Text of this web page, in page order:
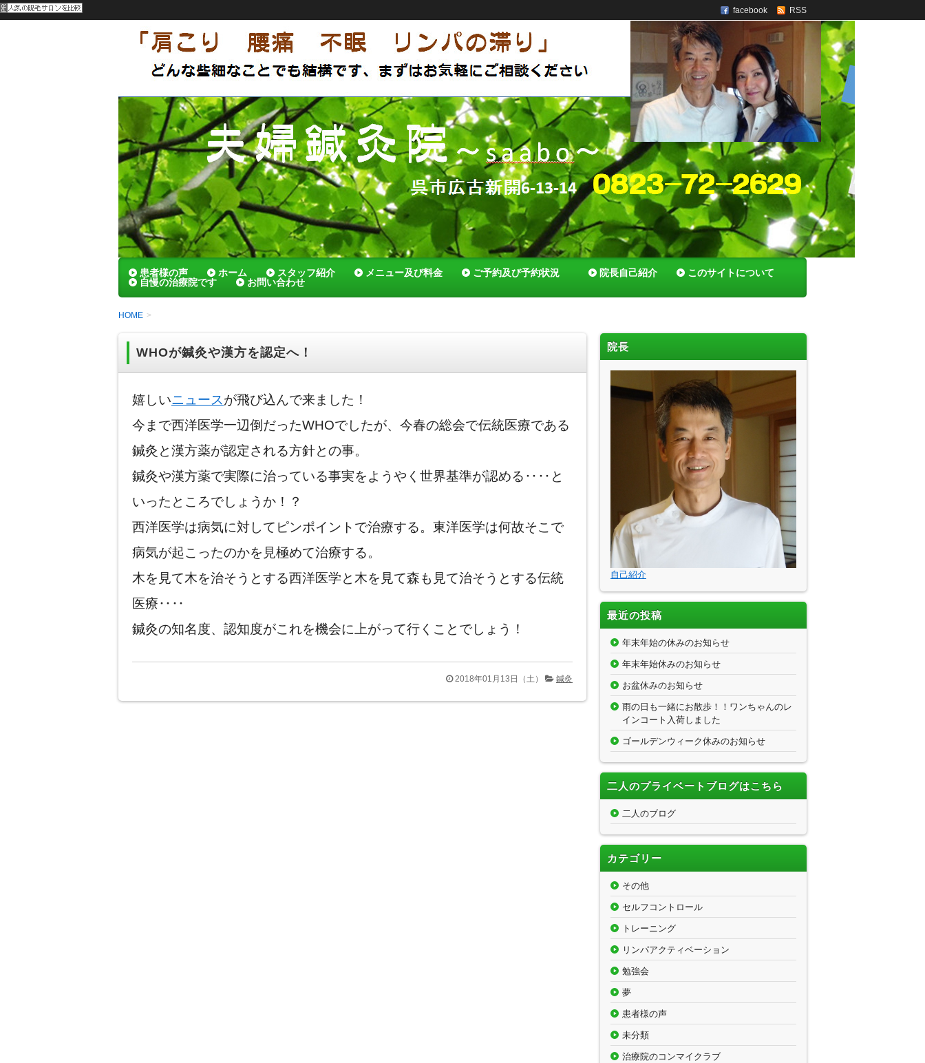
facebook RSS
夫婦鍼灸院
メンテナンスによっていつまでも健康でいれる様全力でサポートします！
患者様の声 ホーム スタッフ紹介 メニュー及び料金 ご予約及び予約状況 院長自己紹介
このサイトについて
自慢の治療院です
お問い合わせ
HOME
WHOが鍼灸や漢方を認定へ！
嬉しいニュースが飛び込んで来ました！
今まで西洋医学一辺倒だったWHOでしたが、今春の総会で伝統医療である
鍼灸と漢方薬が認定される方針との事。
鍼灸や漢方薬で実際に治っている事実をようやく世界基準が認める‥‥と
いったところでしょうか！？
西洋医学は病気に対してピンポイントで治療する。東洋医学は何故そこで
病気が起こったのかを見極めて治療する。
木を見て木を治そうとする西洋医学と木を見て森も見て治そうとする伝統
医療‥‥
鍼灸の知名度、認知度がこれを機会に上がって行くことでしょう！
2018年01月13日（土） 鍼灸
院長
自己紹介
最近の投稿
年末年始の休みのお知らせ
年末年始休みのお知らせ
お盆休みのお知らせ
雨の日も一緒にお散歩！！ワンちゃんのレ
インコート入荷しました
ゴールデンウィーク休みのお知らせ
二人のプライベートブログはこちら
二人のブログ
カテゴリー
その他
セルフコントロール
トレーニング
リンパアクティベーション
勉強会
夢
患者様の声
未分類
治療院のコンマイクラブ